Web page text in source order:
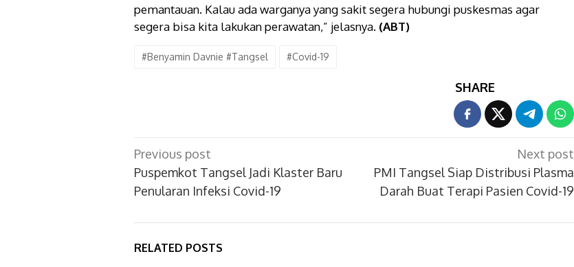
pemantauan. Kalau ada warganya yang sakit segera hubungi puskesmas agar
segera bisa kita lakukan perawatan,” jelasnya. (ABT)
#Benyamin Davnie #Tangsel #Covid-19
SHARE
Post
navigation
Previous post
Puspemkot Tangsel Jadi Klaster Baru
Penularan Infeksi Covid-19
Next post
PMI Tangsel Siap Distribusi Plasma
Darah Buat Terapi Pasien Covid-19
RELATED POSTS